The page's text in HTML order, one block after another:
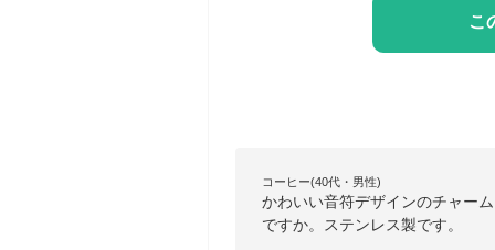
こ
コーヒー(40代・男性)
かわいい音符デザインのチャー
ですか。ステンレス製です。